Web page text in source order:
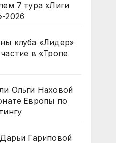
7 тура «Лиги
2026
клуба «Лидер»
в «Тропе
Ольги Наховой
Европы по
Гариповой